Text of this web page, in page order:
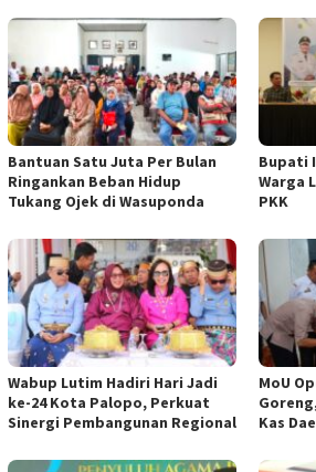
Bantuan Satu Juta Per Bulan
Ringankan Beban Hidup
Tukang Ojek di Wasuponda
Bupati
Warga
PKK
Wabup Lutim Hadiri Hari Jadi
ke-24 Kota Palopo, Perkuat
Sinergi Pembangunan Regional
MoU
Kas